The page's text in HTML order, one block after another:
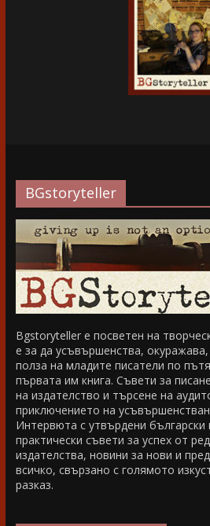
BGstoryteller
Bgstoryteller е посветен на
е за да усъвършенства,
полза на младите писатели по
първата им книга. Съвети за
на издателство и търсене на
приключението на
Интервюта с утвърдени български
практически съвети за успех от
издателства, новини за нови и
всичко, свързано с голямото
разказ.